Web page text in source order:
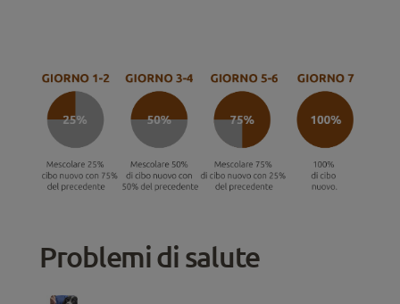
Problemi di salute